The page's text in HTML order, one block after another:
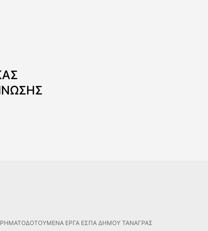
ΕΡΓΑ ΕΣΠΑ ΔΗΜΟΥ ΤΑΝΑΓΡΑΣ